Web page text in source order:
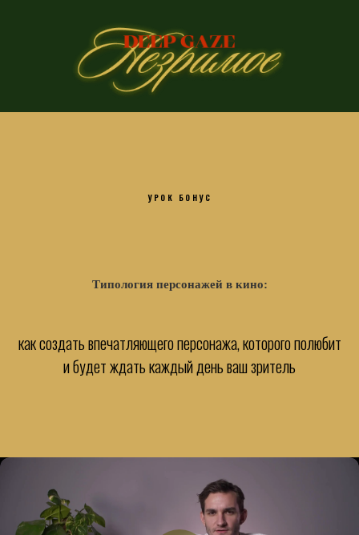
УРОК БОНУС
Типология персонажей в кино:
как создать впечатляющего персонажа, которого полюбит
и будет ждать каждый день ваш зритель